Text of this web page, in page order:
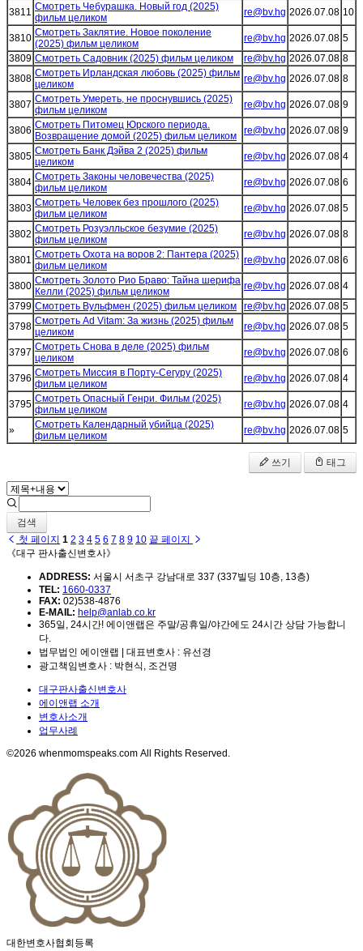
3811 Смотреть Чебурашка. Новый год (2025)
фильм целиком
re@bv.hg 2026.07.08 10
3810 Смотреть Заклятие. Новое поколение
(2025) фильм целиком
re@bv.hg 2026.07.08 5
3809 Смотреть Садовник (2025) фильм целиком re@bv.hg 2026.07.08 8
3808 Смотреть Ирландская любовь (2025) фильм
целиком
re@bv.hg 2026.07.08 8
3807 Смотреть Умереть, не проснувшись (2025)
фильм целиком
re@bv.hg 2026.07.08 9
3806 Смотреть Питомец Юрского периода.
Возвращение домой (2025) фильм целиком
re@bv.hg 2026.07.08 9
3805 Смотреть Банк Дэйва 2 (2025) фильм
целиком
re@bv.hg 2026.07.08 4
3804 Смотреть Законы человечества (2025)
фильм целиком
re@bv.hg 2026.07.08 6
3803 Смотреть Человек без прошлого (2025)
фильм целиком
re@bv.hg 2026.07.08 5
3802 Смотреть Розуэлльское безумие (2025)
фильм целиком
re@bv.hg 2026.07.08 8
3801 Смотреть Охота на воров 2: Пантера (2025)
фильм целиком
re@bv.hg 2026.07.08 6
3800 Смотреть Золото Рио Браво: Тайна шерифа
Келли (2025) фильм целиком
re@bv.hg 2026.07.08 4
3799 Смотреть Вульфмен (2025) фильм целиком re@bv.hg 2026.07.08 5
3798 Смотреть Ad Vitam: За жизнь (2025) фильм
целиком
re@bv.hg 2026.07.08 5
3797 Смотреть Снова в деле (2025) фильм
целиком
re@bv.hg 2026.07.08 6
3796 Смотреть Миссия в Порту-Сегуру (2025)
фильм целиком
re@bv.hg 2026.07.08 4
3795 Смотреть Опасный Генри. Фильм (2025)
фильм целиком
re@bv.hg 2026.07.08 4
»
Смотреть Календарный убийца (2025)
фильм целиком
re@bv.hg 2026.07.08 5
쓰기 태그
검색
첫 페이지 1 2 3 4 5 6 7 8 9 10 끝 페이지
《대구 판사출신변호사》
ADDRESS: 서울시 서초구 강남대로 337 (337빌딩 10층, 13층)
TEL: 1660-0337
FAX: 02)538-4876
E-MAIL: help@anlab.co.kr
365일, 24시간! 에이앤랩은 주말/공휴일/야간에도 24시간 상담 가능합니
다.
법무법인 에이앤랩 | 대표변호사 : 유선경
광고책임변호사 : 박현식, 조건명
대구판사출신변호사
에이앤랩 소개
변호사소개
업무사례
©2026 whenmomspeaks.com All Rights Reserved.
대한변호사협회등록